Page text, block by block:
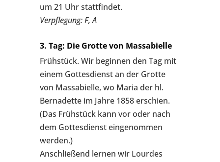
um 21 Uhr stattfindet.
Verpflegung: F, A
3. Tag: Die Grotte von Massabielle
Frühstück. Wir beginnen den Tag mit
einem Gottesdienst an der Grotte
von Massabielle, wo Maria der hl.
Bernadette im Jahre 1858 erschien.
(Das Frühstück kann vor oder nach
dem Gottesdienst eingenommen
werden.)
Anschließend lernen wir Lourdes